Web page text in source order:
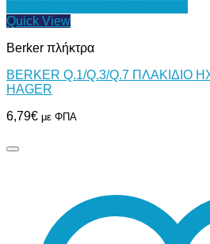
Quick View
Berker πλήκτρα
BERKER Q.1/Q.3/Q.7 ΠΛΑΚΙΔΙΟ
HAGER
6,79€ με ΦΠΑ